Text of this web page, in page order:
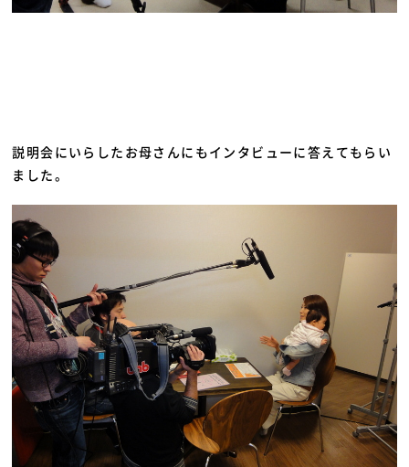
説明会にいらしたお母さんにもインタビューに答えてもらい
ました。